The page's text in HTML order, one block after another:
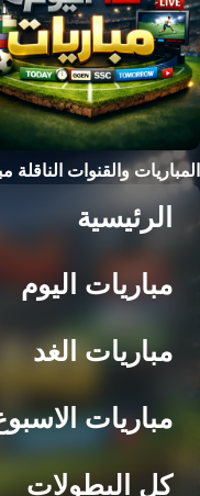
المباريات والقنوات الناقلة
الرئيسية
مباريات اليوم
مباريات الغد
مباريات
كل البطولات